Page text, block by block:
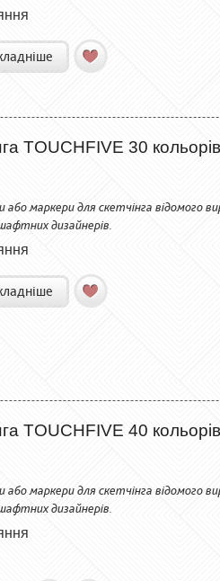
TOUCHFIVE 30
або маркери для скетчінга
дизайнерів.
TOUCHFIVE 40
або маркери для скетчінга
дизайнерів.